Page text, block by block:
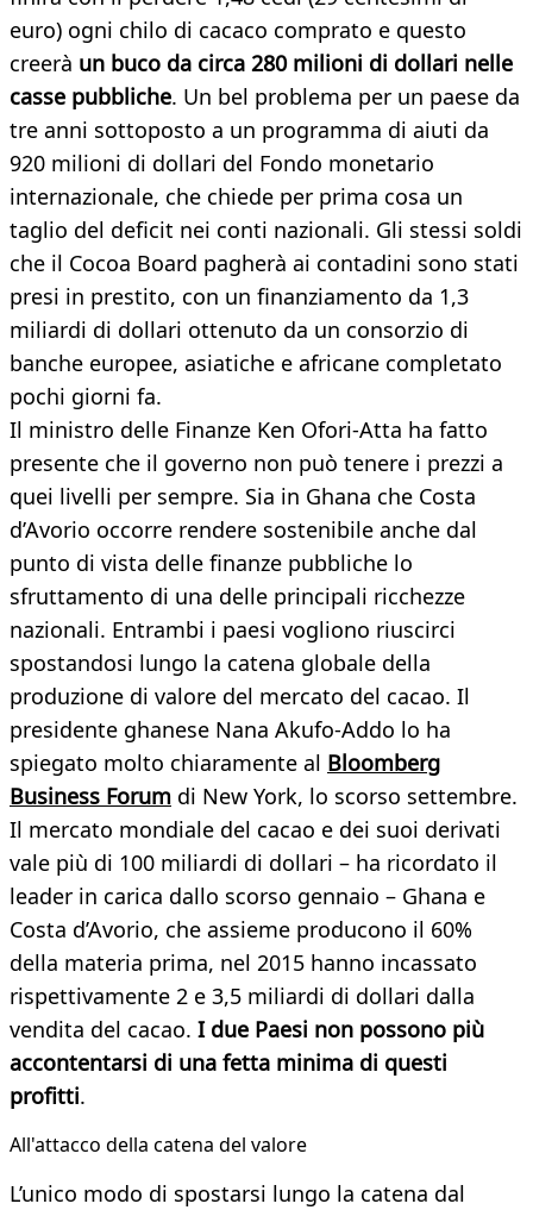
euro) ogni chilo di cacaco comprato e questo
creerà un buco da circa 280 milioni di dollari nelle
casse pubbliche. Un bel problema per un paese da
tre anni sottoposto a un programma di aiuti da
920 milioni di dollari del Fondo monetario
internazionale, che chiede per prima cosa un
taglio del deficit nei conti nazionali. Gli stessi soldi
che il Cocoa Board pagherà ai contadini sono stati
presi in prestito, con un finanziamento da 1,3
miliardi di dollari ottenuto da un consorzio di
banche europee, asiatiche e africane completato
pochi giorni fa.
Il ministro delle Finanze Ken Ofori-Atta ha fatto
presente che il governo non può tenere i prezzi a
quei livelli per sempre. Sia in Ghana che Costa
d’Avorio occorre rendere sostenibile anche dal
punto di vista delle finanze pubbliche lo
sfruttamento di una delle principali ricchezze
nazionali. Entrambi i paesi vogliono riuscirci
spostandosi lungo la catena globale della
produzione di valore del mercato del cacao. Il
presidente ghanese Nana Akufo-Addo lo ha
spiegato molto chiaramente al Bloomberg
Business Forum di New York, lo scorso settembre.
Il mercato mondiale del cacao e dei suoi derivati
vale più di 100 miliardi di dollari – ha ricordato il
leader in carica dallo scorso gennaio – Ghana e
Costa d’Avorio, che assieme producono il 60%
della materia prima, nel 2015 hanno incassato
rispettivamente 2 e 3,5 miliardi di dollari dalla
vendita del cacao. I due Paesi non possono più
accontentarsi di una fetta minima di questi
profitti.
All'attacco della catena del valore
L’unico modo di spostarsi lungo la catena dal